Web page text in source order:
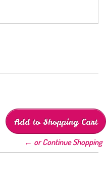
← or Continue Shopping